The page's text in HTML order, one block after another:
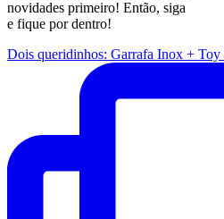
novidades primeiro! Então, siga
e fique por dentro!
Dois queridinhos: Garrafa Inox +